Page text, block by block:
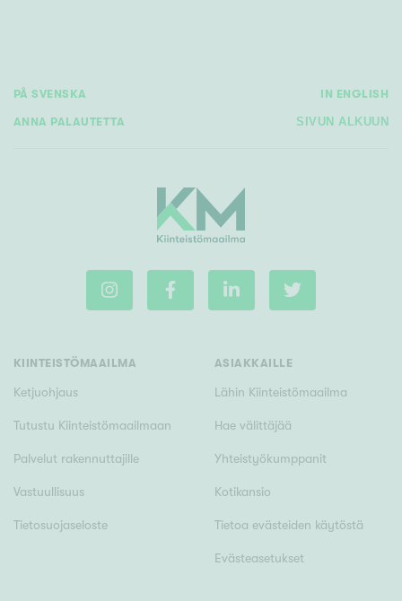
Tyydyttävä
Ominaisuudet
Hissi
Oma sauna
PÅ SVENSKA IN ENGLISH
ANNA PALAUTETTA SIVUN ALKUUN
KIINTEISTÖMAAILMA
Ketjuohjaus
Tutustu Kiinteistömaailmaan
Palvelut rakennuttajille
Vastuullisuus
Tietosuojaseloste
ASIAKKAILLE
Lähin Kiinteistömaailma
Hae välittäjää
Yhteistyökumppanit
Kotikansio
Tietoa evästeiden käytöstä
Evästeasetukset